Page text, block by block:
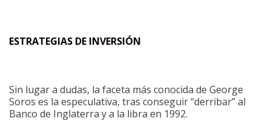
ESTRATEGIAS DE INVERSIÓN
Sin lugar a dudas, la faceta más conocida de George
Soros es la especulativa, tras conseguir “derribar” al
Banco de Inglaterra y a la libra en 1992.